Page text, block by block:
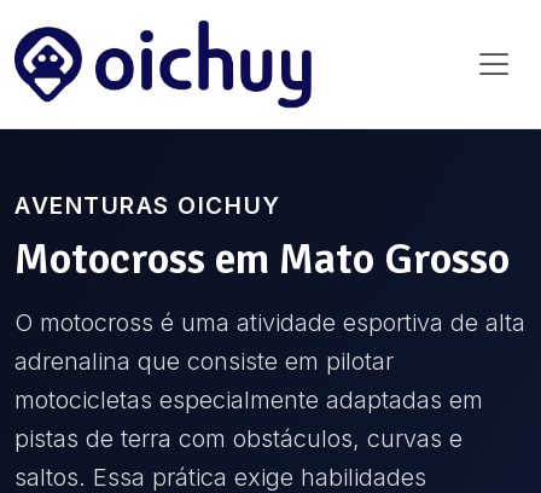
AVENTURAS OICHUY
Motocross em Mato Grosso
O motocross é uma atividade esportiva de alta
adrenalina que consiste em pilotar
motocicletas especialmente adaptadas em
pistas de terra com obstáculos, curvas e
saltos. Essa prática exige habilidades